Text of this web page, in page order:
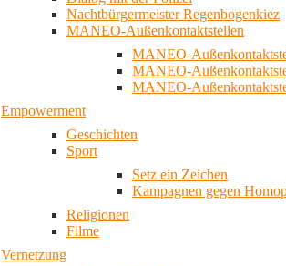
Nachtbürgermeister Regenbogenkiez
MANEO-Außenkontaktstellen
MANEO-
MANEO-
MANEO-
Empowerment
Geschichten
Sport
Setz ein Zeichen
Kampagnen gegen
Religionen
Filme
Vernetzung